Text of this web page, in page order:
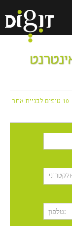
10 טיפים לבניית אתר